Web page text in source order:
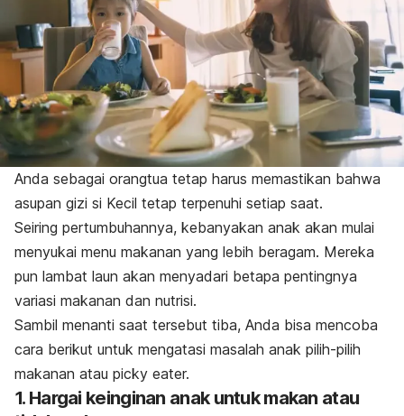
Anda sebagai orangtua tetap harus memastikan bahwa
asupan gizi si Kecil tetap terpenuhi setiap saat.
Seiring pertumbuhannya, kebanyakan anak akan mulai
menyukai menu makanan yang lebih beragam. Mereka
pun lambat laun akan menyadari betapa pentingnya
variasi makanan dan nutrisi.
Sambil menanti saat tersebut tiba, Anda bisa mencoba
cara berikut untuk mengatasi masalah anak pilih-pilih
makanan atau picky eater.
1. Hargai keinginan anak untuk makan atau